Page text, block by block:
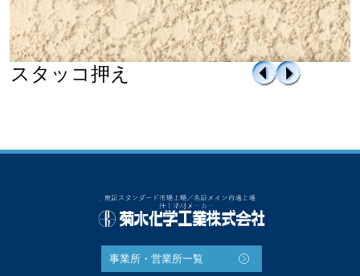
スタッコ押え
事業所・営業所一覧